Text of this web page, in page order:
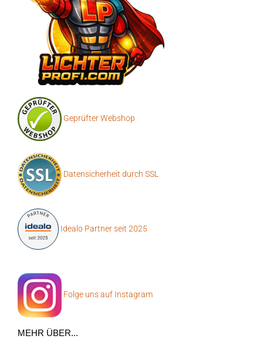
Geprüfter Webshop
Datensicherheit durch SSL
Idealo Partner seit 2025
Folge uns auf Instagram
MEHR ÜBER...